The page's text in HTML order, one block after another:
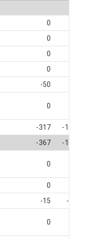
0
0
0
0
-50
0
-317
-125
-367 -125
0
0
-15 -15
0